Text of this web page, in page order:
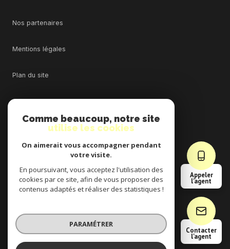
Appeler
l'agent
Contacter
l'agent
Nos partenaires
Mentions légales
Plan du site
Admin
Nos honoraires
Cookies
© 2026 | Tous droits réservés
Comme beaucoup, notre site
utilise les cookies
On aimerait vous accompagner pendant
votre visite.
En poursuivant, vous acceptez l'utilisation des
cookies par ce site, afin de vous proposer des
contenus adaptés et réaliser des statistiques !
PARAMÉTRER